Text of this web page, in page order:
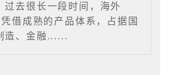
过去很长一段时间，海外
借成熟的产品体系，占据国
造、金融......